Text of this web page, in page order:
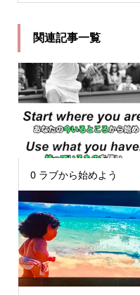
関連記事一覧
0 ラブから始めよう